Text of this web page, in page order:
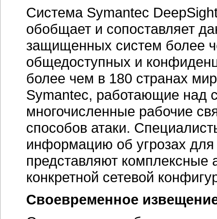
Система Symantec
обобщает и сопоставляет
защищенных систем более
общедоступных и
более чем в 180 странах
Symantec, работающие над
многочисленные рабочие
способов атаки.
информацию об угрозах
представляют комплексные
конкретной сетевой
Своевременное